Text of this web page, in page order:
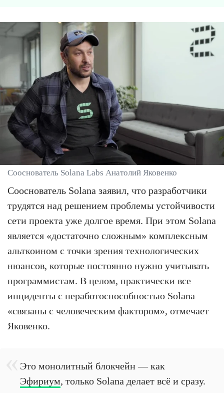
Сооснователь Solana Labs Анатолий Яковенко
Сооснователь Solana заявил, что разработчики
трудятся над решением проблемы устойчивости
сети проекта уже долгое время. При этом Solana
является «достаточно сложным» комплексным
альткоином с точки зрения технологических
нюансов, которые постоянно нужно учитывать
программистам. В целом, практически все
инциденты с неработоспособностью Solana
«связаны с человеческим фактором», отмечает
Яковенко.
Это монолитный блокчейн — как
Эфириум, только Solana делает всё и сразу.